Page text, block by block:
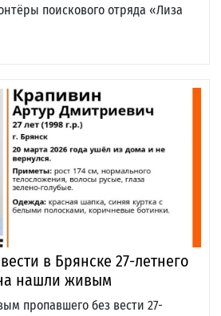
поискового отряда «Лиза
в Брянске 27-летнего
нашли живым
пропавшего без вести 27-